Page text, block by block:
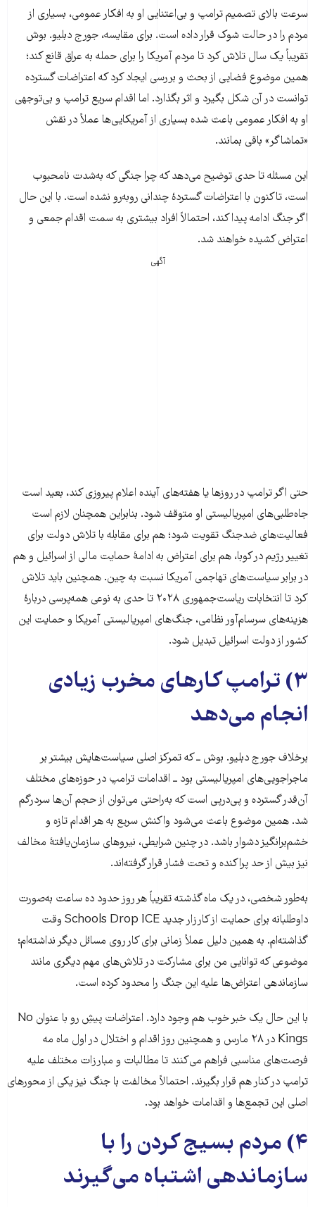
سرعت بالای تصمیم ترامپ و بی‌اعتنایی او به افکار عمومی، بسیاری از
مردم را در حالت شوک قرار داده است. برای مقایسه، جورج دبلیو. بوش
تقریباً یک سال تلاش کرد تا مردم آمریکا را برای حمله به عراق قانع کند؛
همین موضوع فضایی از بحث و بررسی ایجاد کرد که اعتراضات گسترده
توانست در آن شکل بگیرد و اثر بگذارد. اما اقدام سریع ترامپ و بی‌توجهی
او به افکار عمومی باعث شده بسیاری از آمریکایی‌ها عملاً در نقش
«تماشاگر» باقی بمانند.
این مسئله تا حدی توضیح می‌دهد که چرا جنگی که به‌شدت نامحبوب
است، تاکنون با اعتراضات گستردهٔ چندانی روبه‌رو نشده است. با این حال
اگر جنگ ادامه پیدا کند، احتمالاً افراد بیشتری به سمت اقدام جمعی و
اعتراض کشیده خواهند شد.
آگهی
حتی اگر ترامپ در روزها یا هفته‌های آینده اعلام پیروزی کند، بعید است
جاه‌طلبی‌های امپریالیستی او متوقف شود. بنابراین همچنان لازم است
فعالیت‌های ضدجنگ تقویت شود؛ هم برای مقابله با تلاش دولت برای
تغییر رژیم در کوبا، هم برای اعتراض به ادامهٔ حمایت مالی از اسرائیل و هم
در برابر سیاست‌های تهاجمی آمریکا نسبت به چین. همچنین باید تلاش
کرد تا انتخابات ریاست‌جمهوری ۲۰۲۸ تا حدی به نوعی همه‌پرسی دربارهٔ
هزینه‌های سرسام‌آور نظامی، جنگ‌های امپریالیستی آمریکا و حمایت این
کشور از دولت اسرائیل تبدیل شود.
۳) ترامپ کارهای مخرب زیادی
انجام می‌دهد
برخلاف جورج دبلیو. بوش ــ که تمرکز اصلی سیاست‌هایش بیشتر بر
ماجراجویی‌های امپریالیستی بود ــ اقدامات ترامپ در حوزه‌های مختلف
آن‌قدر گسترده و پی‌درپی است که به‌راحتی می‌توان از حجم آن‌ها سردرگم
شد. همین موضوع باعث می‌شود واکنش سریع به هر اقدام تازه و
خشم‌برانگیز دشوار باشد. در چنین شرایطی، نیروهای سازمان‌یافتهٔ مخالف
نیز بیش از حد پراکنده و تحت فشار قرار گرفته‌اند.
به‌طور شخصی، در یک ماه گذشته تقریباً هر روز حدود ده ساعت به‌صورت
داوطلبانه برای حمایت از کارزار جدید Schools Drop ICE وقت
گذاشته‌ام. به همین دلیل عملاً زمانی برای کار روی مسائل دیگر نداشته‌ام؛
موضوعی که توانایی من برای مشارکت در تلاش‌های مهم دیگری مانند
سازماندهی اعتراض‌ها علیه این جنگ را محدود کرده است.
با این حال یک خبر خوب هم وجود دارد. اعتراضات پیشِ رو با عنوان No
Kings در ۲۸ مارس و همچنین روز اقدام و اختلال در اول ماه مه
فرصت‌های مناسبی فراهم می‌کنند تا مطالبات و مبارزات مختلف علیه
ترامپ در کنار هم قرار بگیرند. احتمالاً مخالفت با جنگ نیز یکی از محورهای
اصلی این تجمع‌ها و اقدامات خواهد بود.
۴) مردم بسیج کردن را با
سازماندهی اشتباه می‌گیرند